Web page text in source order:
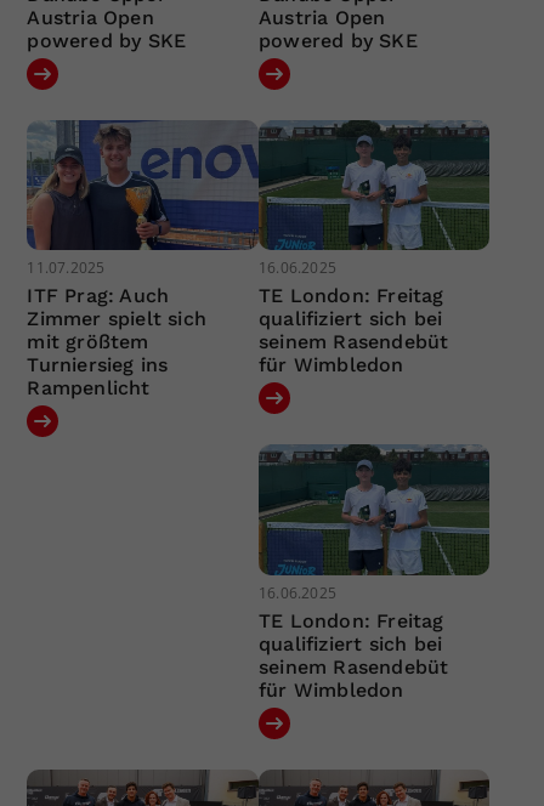
Austria Open
powered by SKE
Austria Open
powered by SKE
11.07.2025
ITF Prag: Auch
Zimmer spielt sich
mit größtem
Turniersieg ins
Rampenlicht
16.06.2025
TE London: Freitag
qualifiziert sich bei
seinem Rasendebüt
für Wimbledon
16.06.2025
TE London: Freitag
qualifiziert sich bei
seinem Rasendebüt
für Wimbledon